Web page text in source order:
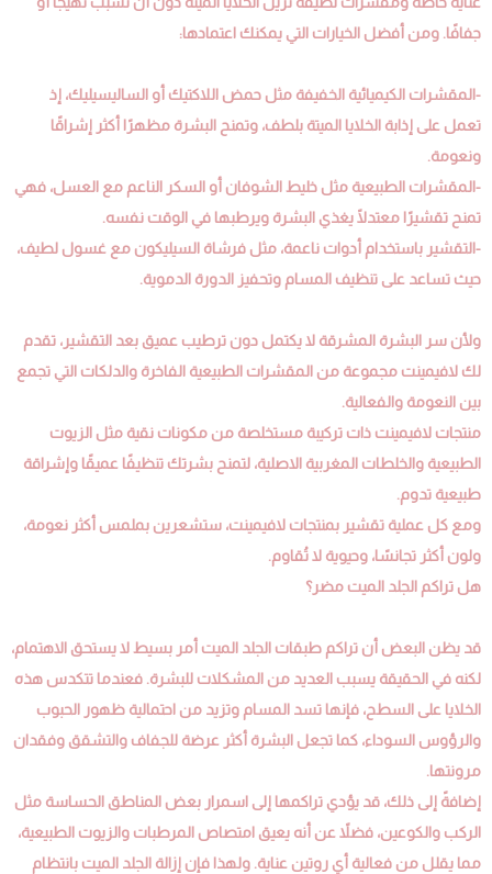
جفافًا. ومن أفضل الخيارات التي يمكنك اعتمادها:
-المقشرات الكيميائية الخفيفة مثل حمض اللاكتيك أو الساليسيليك، إذ
تعمل على إذابة الخلايا الميتة بلطف، وتمنح البشرة مظهرًا أكثر إشراقًا
ونعومة.
-المقشرات الطبيعية مثل خليط الشوفان أو السكر الناعم مع العسل، فهي
تمنح تقشيرًا معتدلًا يغذي البشرة ويرطبها في الوقت نفسه.
-التقشير باستخدام أدوات ناعمة، مثل فرشاة السيليكون مع غسول لطيف،
حيث تساعد على تنظيف المسام وتحفيز الدورة الدموية.
ولأن سر البشرة المشرقة لا يكتمل دون ترطيب عميق بعد التقشير، تقدم
لك لافيمينت مجموعة من المقشرات الطبيعية الفاخرة والدلكات التي تجمع
بين النعومة والفعالية.
منتجات لافيمينت ذات تركيبة مستخلصة من مكونات نقية مثل الزيوت
الطبيعية والخلطات المغربية الاصلية، لتمنح بشرتك تنظيفًا عميقًا وإشراقة
طبيعية تدوم.
ومع كل عملية تقشير بمنتجات لافيمينت، ستشعرين بملمس أكثر نعومة،
ولون أكثر تجانسًا، وحيوية لا تُقاوم.
هل تراكم الجلد الميت مضر؟
قد يظن البعض أن تراكم طبقات الجلد الميت أمر بسيط لا يستحق الاهتمام،
لكنه في الحقيقة يسبب العديد من المشكلات للبشرة. فعندما تتكدس هذه
الخلايا على السطح، فإنها تسد المسام وتزيد من احتمالية ظهور الحبوب
والرؤوس السوداء، كما تجعل البشرة أكثر عرضة للجفاف والتشقق وفقدان
مرونتها.
إضافةً إلى ذلك، قد يؤدي تراكمها إلى اسمرار بعض المناطق الحساسة مثل
الركب والكوعين، فضلاً عن أنه يعيق امتصاص المرطبات والزيوت الطبيعية،
مما يقلل من فعالية أي روتين عناية. ولهذا فإن إزالة الجلد الميت بانتظام